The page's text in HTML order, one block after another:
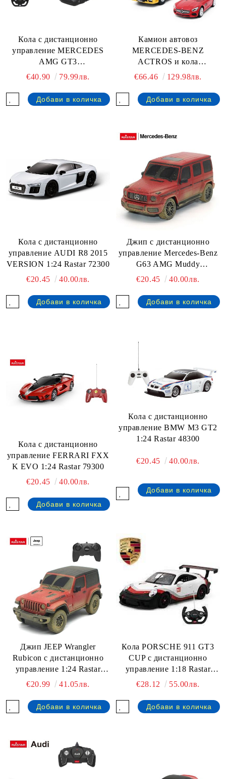
Кола с дистанционно
управление MERCEDES
AMG GT3
PERFORMANCE 1:14
€40.90 79.99лв.
Камион автовоз
MERCEDES-BENZ
ACTROS и кола
MERCEDES AMG GT с
RASTAR 74920 жълт
€66.46 129.98лв.
Кола с дистанционно
управление AUDI R8 2015
VERSION 1:24 Rastar 72300
€20.45
40.00лв.
Джип с дистанционно
управление Mercedes-Benz
G63 AMG Muddy
Version1:24 Rastar 95800-4
€20.45 40.00лв.
Кола с дистанционно
управление FERRARI FXX
K EVO 1:24 Rastar 79300
€20.45
40.00лв.
Кола с дистанционно
управление BMW M3 GT2
1:24 Rastar 48300
€20.45 40.00лв.
Джип JEEP Wrangler
Rubicon с дистанционно
управление 1:24 Rastar
79500-4
€20.99 41.05лв.
Кола PORSCHE 911 GT3
CUP с дистанционно
управление 1:18 Rastar
59400
€28.12 55.00лв.